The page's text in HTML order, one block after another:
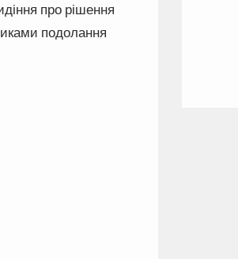
про рішення
подолання